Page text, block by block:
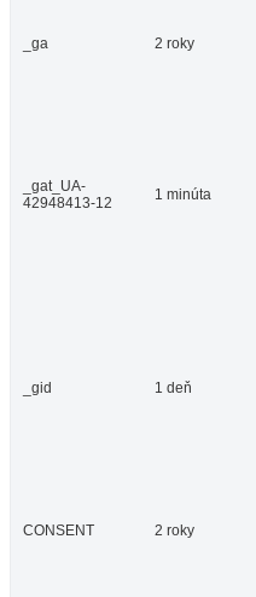
_ga 2 roky
_gat_UA-
42948413-12
1 minúta
_gid 1 deň
CONSENT 2 roky